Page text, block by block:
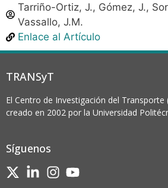
Tarriño-Ortiz, J., Gómez, J.,
Vassallo, J.M.
Enlace al Artículo
TRANSyT
El Centro de Investigación del Transporte
creado en 2002 por la Universidad
Síguenos